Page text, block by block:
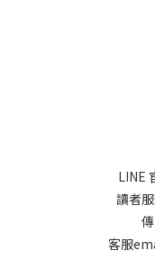
LINE
讀者
客服